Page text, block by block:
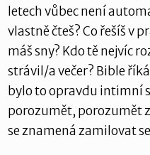
letech vůbec není
vlastně čteš? Co řešíš v
máš sny? Kdo tě nejvíc
strávil/a večer? Bible
bylo to opravdu intimní
porozumět, porozumět
se znamená zamilovat